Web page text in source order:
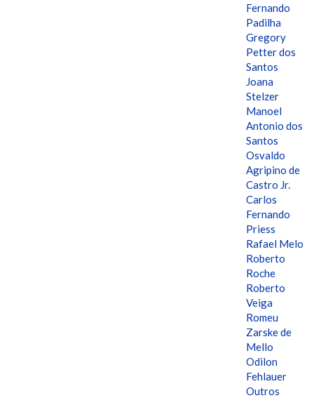
Fernando
Padilha
Gregory
Petter dos
Santos
Joana
Stelzer
Manoel
Antonio dos
Santos
Osvaldo
Agripino de
Castro Jr.
Carlos
Fernando
Priess
Rafael Melo
Roberto
Roche
Roberto
Veiga
Romeu
Zarske de
Mello
Odilon
Fehlauer
Outros